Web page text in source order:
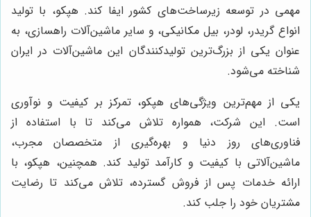
مهمی در توسعه زیرساخت‌های کشور ایفا کند. هپکو، با تولید
انواع گریدر، لودر، بیل مکانیکی، و سایر ماشین‌آلات راهسازی، به
عنوان یکی از بزرگ‌ترین تولیدکنندگان این ماشین‌آلات در ایران
شناخته می‌شود.
یکی از مهم‌ترین ویژگی‌های هپکو، تمرکز بر کیفیت و نوآوری
است. این شرکت، همواره تلاش می‌کند تا با استفاده از
فناوری‌های روز دنیا و بهره‌گیری از متخصصان مجرب،
ماشین‌آلاتی با کیفیت و کارآمد تولید کند. همچنین، هپکو، با
ارائه خدمات پس از فروش گسترده، تلاش می‌کند تا رضایت
مشتریان خود را جلب کند.